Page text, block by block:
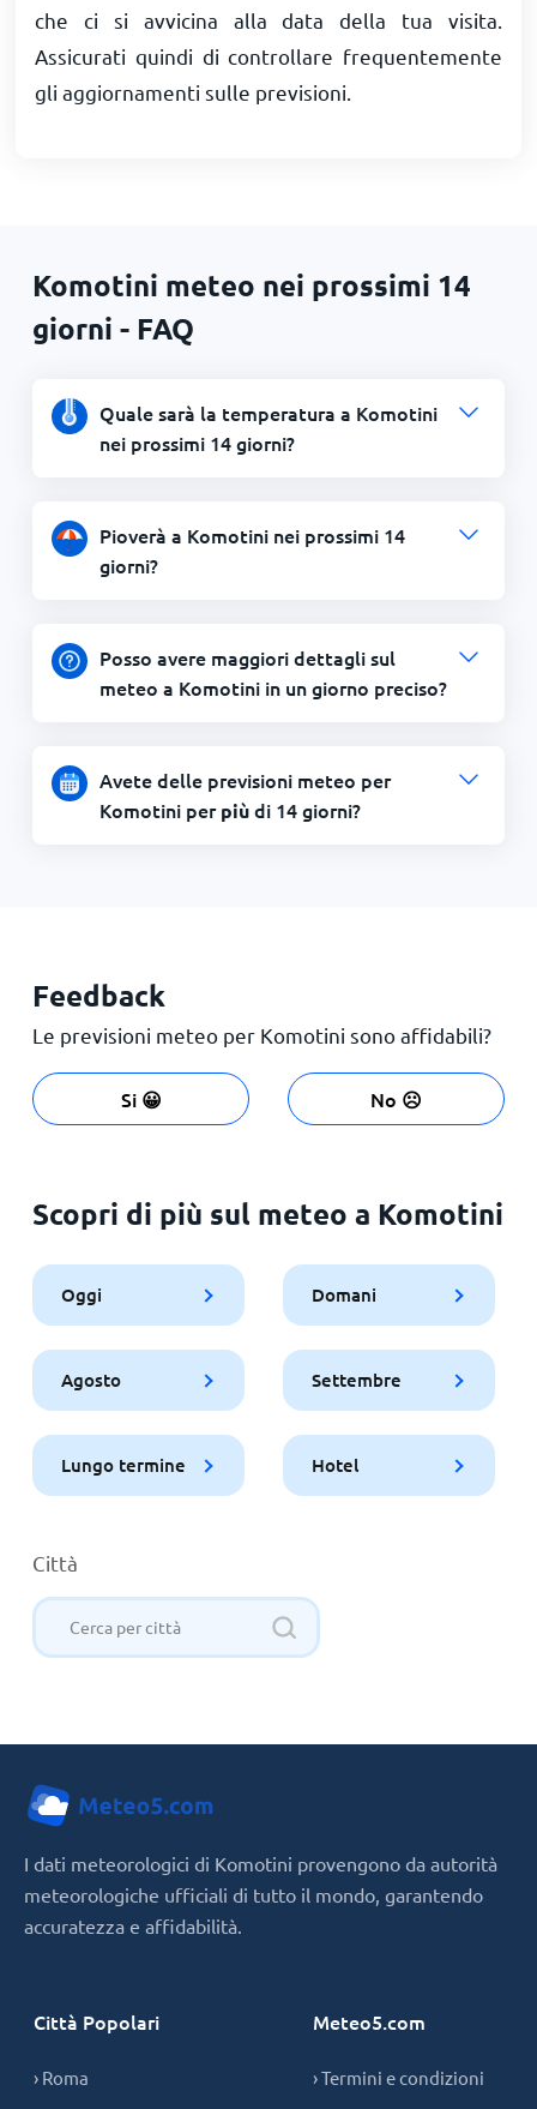
che ci si avvicina alla data della tua visita.
Assicurati quindi di controllare frequentemente
gli aggiornamenti sulle previsioni.
Komotini meteo nei prossimi 14
giorni - FAQ
Quale sarà la temperatura a Komotini
nei prossimi 14 giorni?
Pioverà a Komotini nei prossimi 14
giorni?
Posso avere maggiori dettagli sul
meteo a Komotini in un giorno preciso?
Avete delle previsioni meteo per
Komotini perpiùdi 14 giorni?
Feedback
Le previsioni meteo per Komotini sono affidabili?
Si 😀 No ☹️
Scopri di più sul meteo a Komotini
Oggi Domani
Agosto Settembre
Lungo termine Hotel
Città
I dati meteorologici di Komotini provengono da autorità
meteorologiche ufficiali di tutto il mondo, garantendo
accuratezza e affidabilità.
Città Popolari
› Roma
Meteo5.com
› Termini e condizioni